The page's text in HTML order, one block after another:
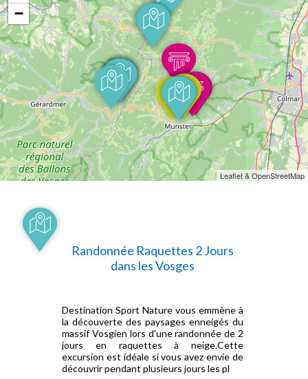
−
Leaflet & OpenStreetMap
Randonnée Raquettes 2 Jours
dans les Vosges
Destination Sport Nature vous emmène à
la découverte des paysages enneigés du
massif Vosgien lors d'une randonnée de 2
jours en raquettes à neige.Cette
excursion est idéale si vous avez envie de
découvrir pendant plusieurs jours les pl